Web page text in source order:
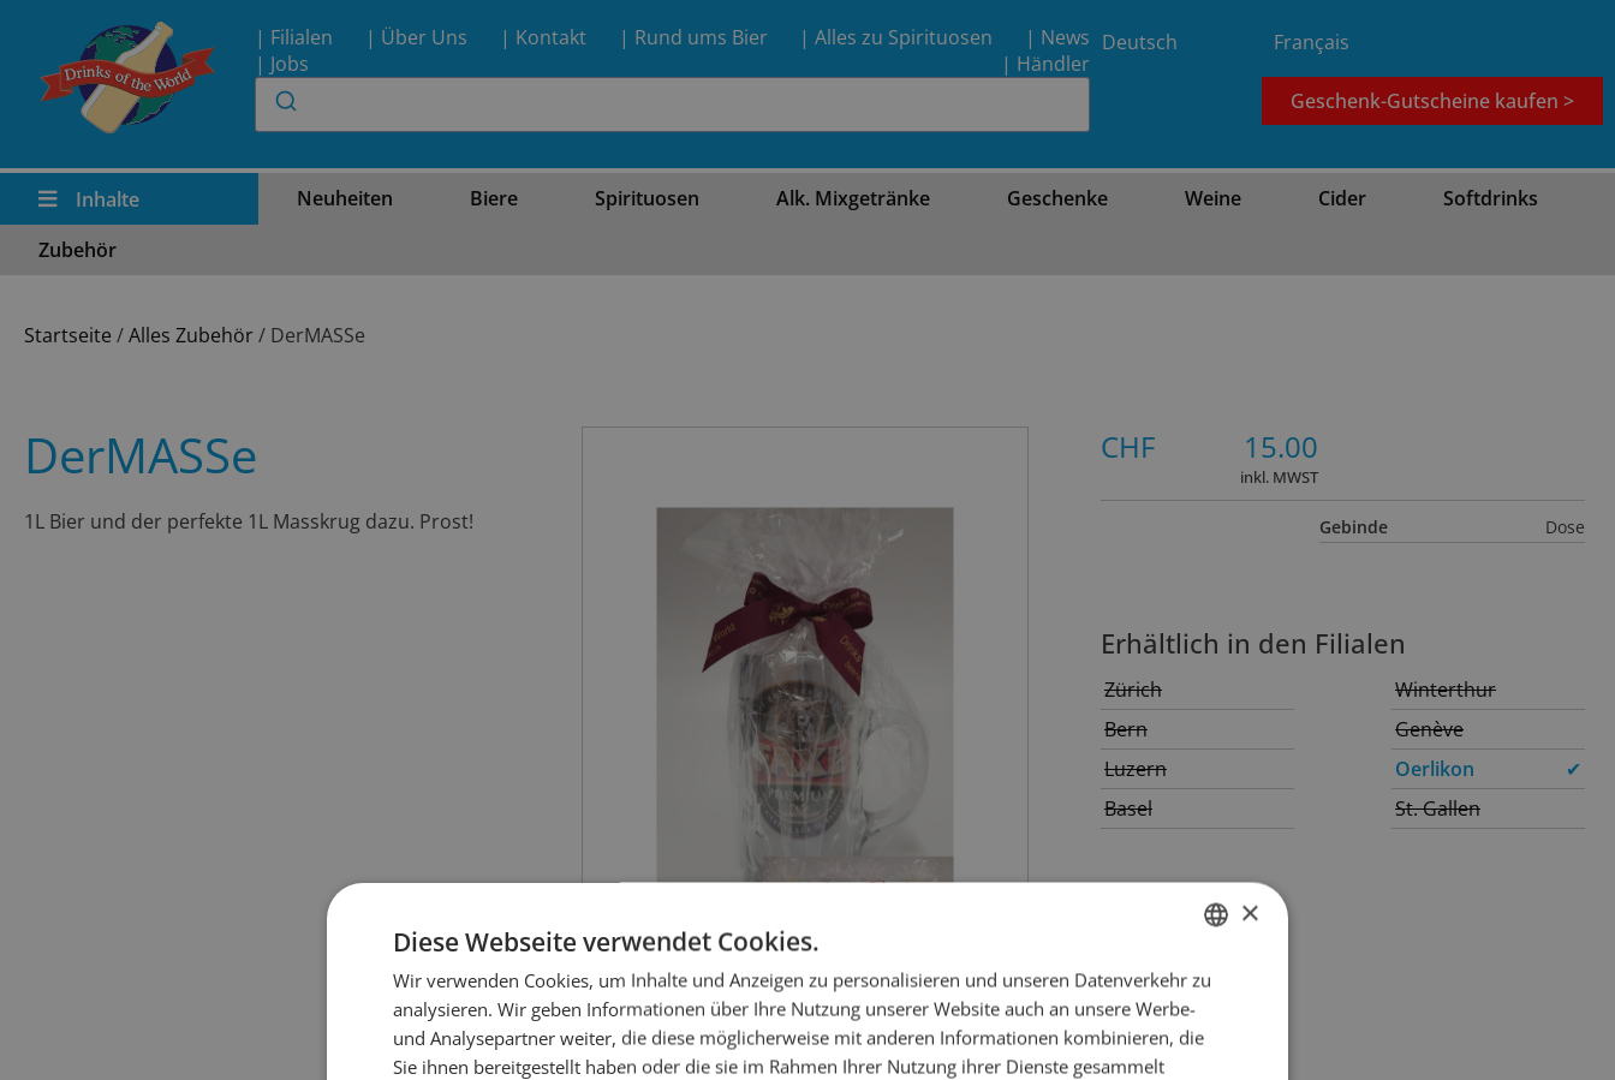
| Filialen | Über Uns | Kontakt | Rund ums Bier | Alles zu Spirituosen
| News
| Jobs
| Händler
Deutsch Français
Geschenk-Gutscheine kaufen >
Inhalte Neuheiten Biere Spirituosen Alk. Mixgetränke Geschenke Weine Cider
Softdrinks
Zubehör
Startseite /Alles Zubehör/ DerMASSe
DerMASSe
1L Bier und der perfekte 1L Masskrug dazu. Prost!
CHF 15.00
inkl. MWST
Gebinde Dose
Erhältlich in den Filialen
Zürich
Bern
Luzern
Basel
Winterthur
Genève
Oerlikon
✔
St. Gallen
GERMAN
FRENCH
×
Diese Webseite verwendet Cookies.
Wir verwenden Cookies, um Inhalte und Anzeigen zu personalisieren und unseren Datenverkehr zu
analysieren. Wir geben Informationen über Ihre Nutzung unserer Website auch an unsere Werbe-
und Analysepartner weiter, die diese möglicherweise mit anderen Informationen kombinieren, die
Sie ihnen bereitgestellt haben oder die sie im Rahmen Ihrer Nutzung ihrer Dienste gesammelt